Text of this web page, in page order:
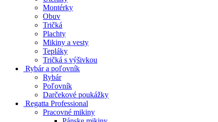
Montérky
Obuv
Tričká
Plachty
Mikiny a vesty
Tepláky
Tričká s výšivkou
Rybár a poľovník
Rybár
Poľovník
Darčekové poukážky
Regatta Professional
Pracovné mikiny